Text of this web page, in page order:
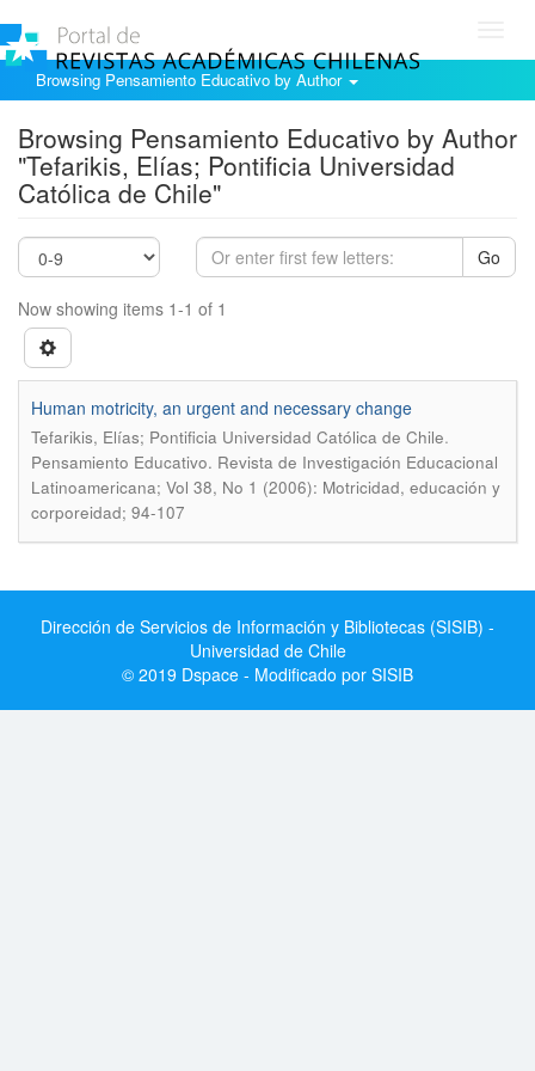
Browsing Pensamiento Educativo by Author
Browsing Pensamiento Educativo by Author
"Tefarikis, Elías; Pontificia Universidad
Católica de Chile"
Go
Now showing items 1-1 of 1
Human motricity, an urgent and necessary change
Tefarikis, Elías; Pontificia Universidad Católica de Chile.
Pensamiento Educativo. Revista de Investigación Educacional
Latinoamericana; Vol 38, No 1 (2006): Motricidad, educación y
corporeidad; 94-107
Dirección de Servicios de Información y Bibliotecas (SISIB) -
Universidad de Chile
© 2019 Dspace - Modificado por SISIB